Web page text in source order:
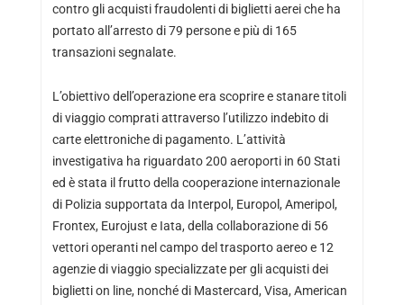
contro gli acquisti fraudolenti di biglietti aerei che ha
portato all’arresto di 79 persone e più di 165
transazioni segnalate.
L’obiettivo dell’operazione era scoprire e stanare titoli
di viaggio comprati attraverso l’utilizzo indebito di
carte elettroniche di pagamento. L’attività
investigativa ha riguardato 200 aeroporti in 60 Stati
ed è stata il frutto della cooperazione internazionale
di Polizia supportata da Interpol, Europol, Ameripol,
Frontex, Eurojust e Iata, della collaborazione di 56
vettori operanti nel campo del trasporto aereo e 12
agenzie di viaggio specializzate per gli acquisti dei
biglietti on line, nonché di Mastercard, Visa, American